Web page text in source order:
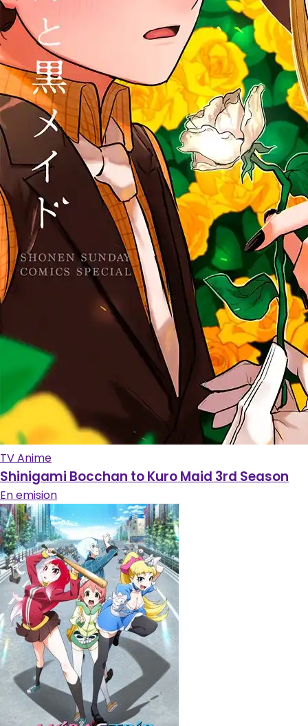
TV Anime
Shinigami Bocchan to Kuro Maid 3rd Season
En emision